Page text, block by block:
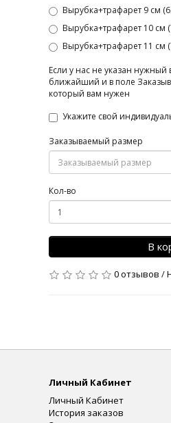
Вырубка+трафарет 9 см
Вырубка+трафарет 10 см
Вырубка+трафарет 11 см
Если у нас не указан
ближайший и в поле
который вам нужен
Укажите свой
Заказываемый размер
Кол-во
В
0 отзывов /
Личный Кабинет
Личный Кабинет
История заказов